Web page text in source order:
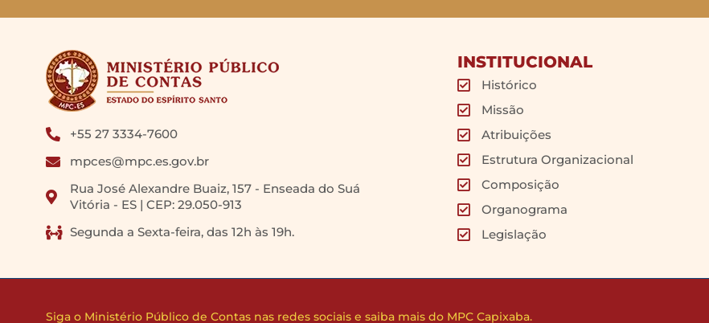
+55 27 3334-7600
mpces@mpc.es.gov.br
Rua José Alexandre Buaiz, 157 - Enseada do Suá
Vitória - ES | CEP: 29.050-913
Segunda a Sexta-feira, das 12h às 19h.
INSTITUCIONAL
Histórico
Missão
Atribuições
Estrutura Organizacional
Composição
Organograma
Legislação
Siga o Ministério Público de Contas nas redes sociais e saiba mais do MPC Capixaba.